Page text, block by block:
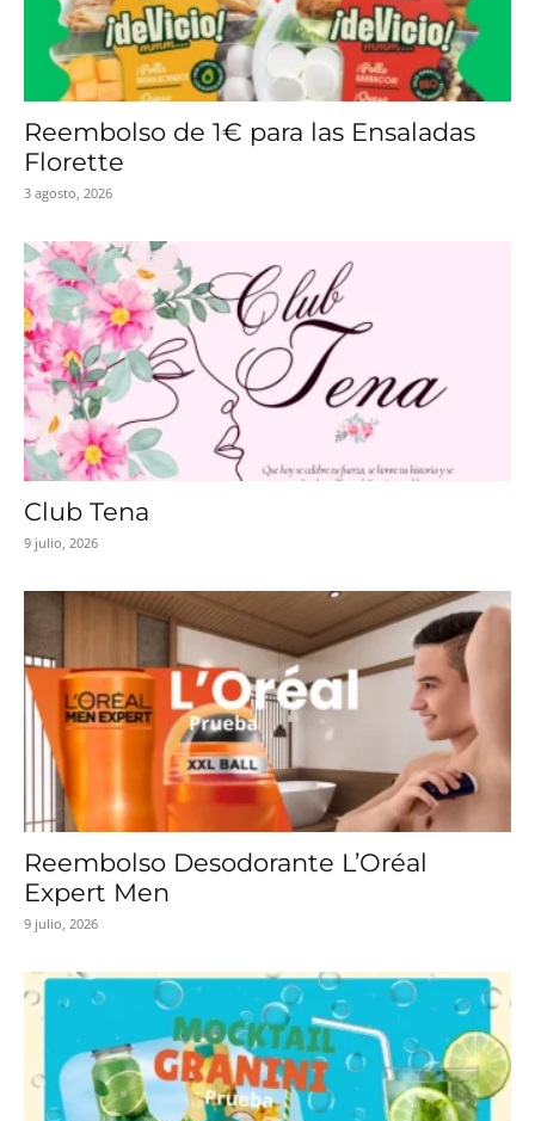
Reembolso de 1€ para las Ensaladas
Florette
3 agosto, 2026
Club Tena
9 julio, 2026
Reembolso Desodorante L’Oréal
Expert Men
9 julio, 2026